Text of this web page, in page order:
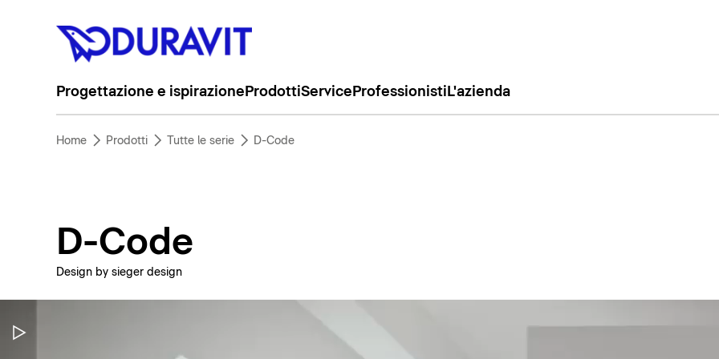
Progettazione e ispirazione ProdottiService Professionisti L'azienda
Home Prodotti Tutte le serie D-Code
D-Code
Design by sieger design
Metti in pausa il video